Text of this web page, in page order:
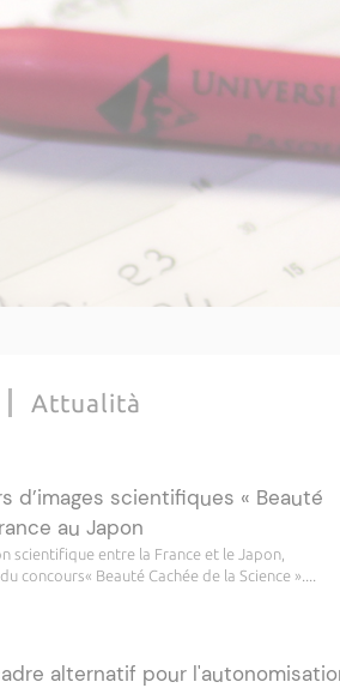
Attualità
d’images scientifiques « Beauté
au Japon
scientifique entre la France et le Japon,
concours« Beauté Cachée de la Science »....
alternatif pour